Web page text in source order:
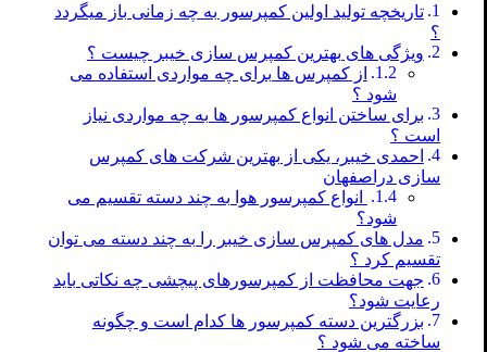
تاریخچه تولید اولین کمپرسور به چه زمانی باز میگردد
؟
ویژگی های بهترین کمپرس سازی خیبر چیست ؟
از کمپرس ها برای چه مواردی استفاده می
شود ؟
برای ساختن انواع کمپرسور ها به چه مواردی نیاز
است ؟
احمدی خیبر، یکی از بهترین شرکت های کمپرس
سازی دراصفهان
انواع کمپرسور هوا به چند دسته تقسیم می
شود؟
مدل های کمپرس سازی خیبر را به چند دسته می توان
تقسیم کرد ؟
جهت محافظت از کمپرسورهای پیچشی چه نکاتی باید
رعایت شود؟
بزرگترین دسته کمپرسور ها کدام است و چگونه
ساخته می شود ؟